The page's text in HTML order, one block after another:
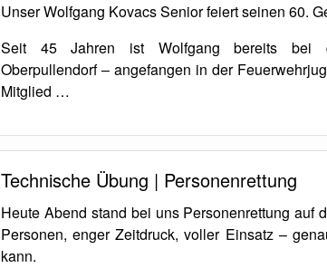
Unser Wolfgang Kovacs Senior feiert seinen 60.
Seit 45 Jahren ist Wolfgang bereits bei
Oberpullendorf – angefangen in der
Mitglied …
Technische Übung | Personenrettung
Heute Abend stand bei uns Personenrettung auf
Personen, enger Zeitdruck, voller Einsatz –
kann.